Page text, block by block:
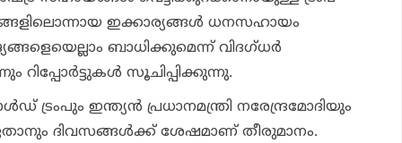
ഇക്കാര്യങ്ങള്‍ ധനസഹായം
ബാധിക്കുമെന്ന് വിദഗ്ധര്‍
റിപ്പോര്‍ട്ടുകള്‍ സൂചിപ്പിക്കുന്നു.
ഇന്ത്യന്‍ പ്രധാനമന്ത്രി നരേന്ദ്രമോദിയും
ദിവസങ്ങള്‍ക്ക് ശേഷമാണ് തീരുമാനം.